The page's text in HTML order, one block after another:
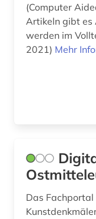
frankreich (1)
gebäude (2)
(Computer
Artikeln gibt es
werden im Volltext
2021) Mehr
Das